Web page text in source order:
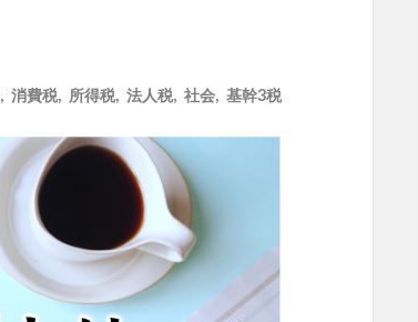
消費税 所得税 法人税 社会, 基幹3税